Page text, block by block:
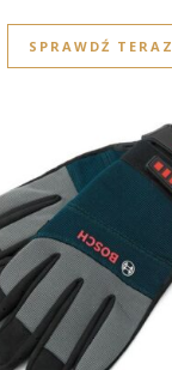
SPRAWDŹ TERAZ